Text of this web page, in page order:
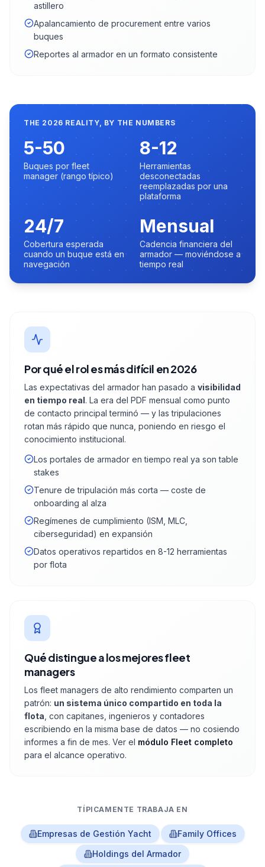
astillero
Apalancamiento de procurement entre varios
buques
Reportes al armador en un formato consistente
THE 2026 REALITY, BY THE NUMBERS
5-50
Buques por fleet
manager (rango típico)
8-12
Herramientas
desconectadas
reemplazadas por una
plataforma
24/7
Cobertura esperada
cuando un buque está en
navegación
Mensual
Cadencia financiera del
armador — moviéndose a
tiempo real
Por qué el rol es más difícil en 2026
Las expectativas del armador han pasado a visibilidad
en tiempo real. La era del PDF mensual como punto
de contacto principal terminó — y las tripulaciones
rotan más rápido que nunca, poniendo en riesgo el
conocimiento institucional.
Los portales de armador en tiempo real ya son table
stakes
Tenure de tripulación más corta — coste de
onboarding al alza
Regímenes de cumplimiento (ISM, MLC,
ciberseguridad) en expansión
Datos operativos repartidos en 8-12 herramientas
por flota
Qué distingue a los mejores fleet
managers
Los fleet managers de alto rendimiento comparten un
patrón: un sistema único compartido en toda la
flota , con capitanes, ingenieros y contadores
escribiendo en la misma base de datos — no cosiendo
informes a fin de mes. Ver el módulo Fleet completo
para el alcance operativo.
TÍPICAMENTE TRABAJA EN
Empresas de Gestión Yacht
Family Offices
Holdings del Armador